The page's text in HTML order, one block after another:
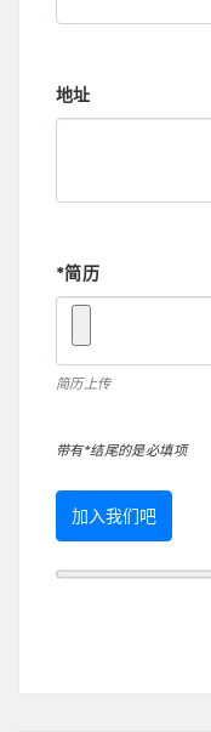
地址
*简历
简历上传
带有*结尾的是必填项